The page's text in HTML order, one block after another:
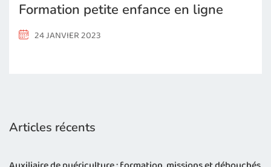
Formation petite enfance en ligne
24 JANVIER 2023
Articles récents